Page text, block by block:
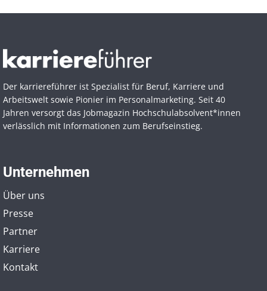
Der karriereführer ist Spezialist für Beruf, Karriere und
Arbeitswelt sowie Pionier im Personal­marketing. Seit 40
Jahren versorgt das Jobmagazin Hochschul­absolvent*innen
verlässlich mit Informationen zum Berufseinstieg.
Unternehmen
Über uns
Presse
Partner
Karriere
Kontakt